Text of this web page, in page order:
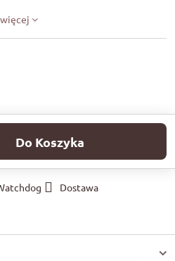
Do Koszyka
Dostawa